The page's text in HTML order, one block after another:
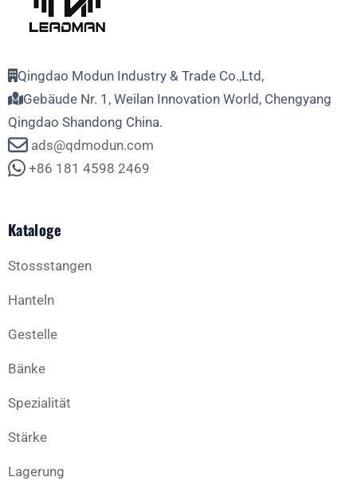
Qingdao Modun Industry & Trade Co.,Ltd,
Gebäude Nr. 1, Weilan Innovation World, Chengyang
Qingdao Shandong China.
ads@qdmodun.com
+86 181 4598 2469
Kataloge
Stossstangen
Hanteln
Gestelle
Bänke
Spezialität
Stärke
Lagerung